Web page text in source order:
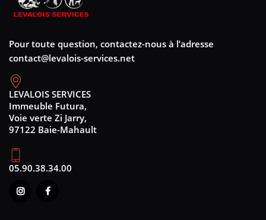
Pour toute question, contactez-nous à l’adresse
contact@levalois-services.net
LEVALOIS SERVICES
Immeuble Futura,
Voie verte Zi Jarry,
97122 Baie-Mahault
05.90.38.34.00